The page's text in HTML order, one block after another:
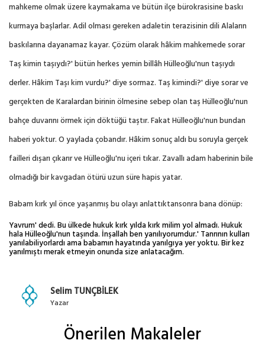
mahkeme olmak üzere kaymakama ve bütün ilçe bürokrasisine baskı
kurmaya başlarlar. Adil olması gereken adaletin terazisinin dili Alaların
baskılarına dayanamaz kayar. Çözüm olarak hâkim mahkemede sorar
Taş kimin taşıydı?' bütün herkes yemin billâh Hülleoğlu'nun taşıydı
derler. Hâkim Taşı kim vurdu?' diye sormaz. Taş kimindi?' diye sorar ve
gerçekten de Karalardan birinin ölmesine sebep olan taş Hülleoğlu'nun
bahçe duvarını örmek için döktüğü taştır. Fakat Hülleoğlu'nun bundan
haberi yoktur. O yaylada çobandır. Hâkim sonuç aldı bu soruyla gerçek
failleri dışarı çıkarır ve Hülleoğlu'nu içeri tıkar. Zavallı adam haberinin bile
olmadığı bir kavgadan ötürü uzun süre hapis yatar.
Babam kırk yıl önce yaşanmış bu olayı anlattıktansonra bana dönüp:
Yavrum' dedi. Bu ülkede hukuk kırk yılda kırk milim yol almadı. Hukuk
hala Hülleoğlu'nun taşında. İnşallah ben yanılıyorumdur.' Tanrının kulları
yanılabiliyorlardı ama babamın hayatında yanılgıya yer yoktu. Bir kez
yanılmıştı merak etmeyin onunda size anlatacağım.
Selim TUNÇBİLEK
Yazar
Önerilen Makaleler